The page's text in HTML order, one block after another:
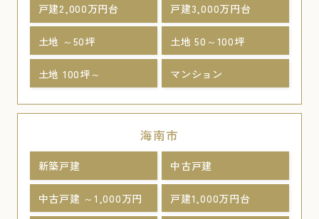
戸建2,000万円台 戸建3,000万円台
土地 ～50坪 土地 50～100坪
土地 100坪～ マンション
海南市
新築戸建 中古戸建
中古戸建 ～1,000万円 戸建1,000万円台